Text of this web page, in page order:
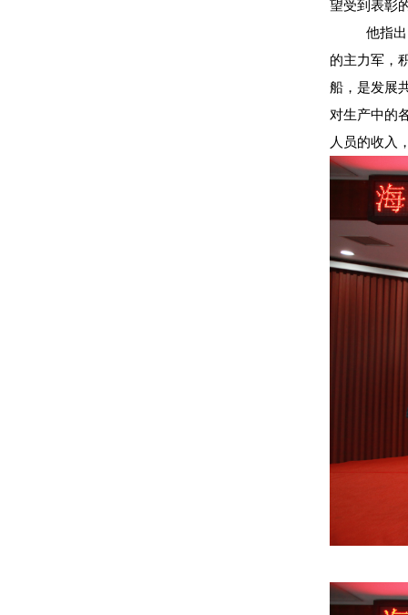
望受到表彰
他指
的主力军，
船，是发展
对生产中的
人员的收入